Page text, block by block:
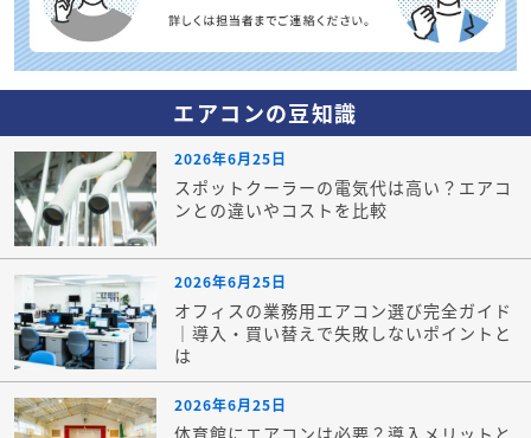
エアコンの豆知識
2026年6月25日
スポットクーラーの電気代は高い？エアコ
ンとの違いやコストを比較
2026年6月25日
オフィスの業務用エアコン選び完全ガイド
｜導入・買い替えで失敗しないポイントと
は
2026年6月25日